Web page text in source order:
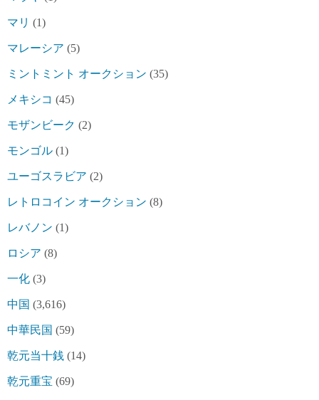
マリ (1)
マレーシア (5)
ミントミント オークション (35)
メキシコ (45)
モザンビーク (2)
モンゴル (1)
ユーゴスラビア (2)
レトロコイン オークション (8)
レバノン (1)
ロシア (8)
一化 (3)
中国 (3,616)
中華民国 (59)
乾元当十銭 (14)
乾元重宝 (69)